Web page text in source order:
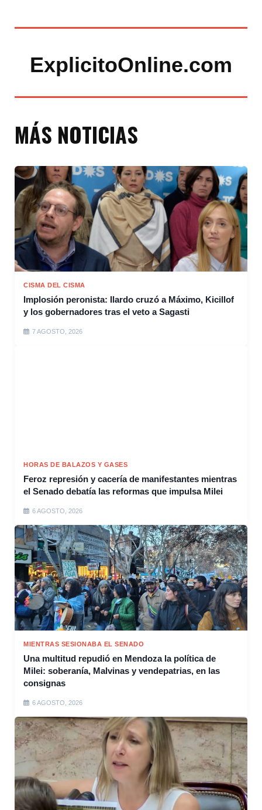
ExplicitoOnline.com
MÁS NOTICIAS
CISMA DEL CISMA
Implosión peronista: Ilardo cruzó a Máximo, Kicillof
y los gobernadores tras el veto a Sagasti
7 AGOSTO, 2026
HORAS DE BALAZOS Y GASES
Feroz represión y cacería de manifestantes mientras
el Senado debatía las reformas que impulsa Milei
6 AGOSTO, 2026
MIENTRAS SESIONABA EL SENADO
Una multitud repudió en Mendoza la política de
Milei: soberanía, Malvinas y vendepatrias, en las
consignas
6 AGOSTO, 2026